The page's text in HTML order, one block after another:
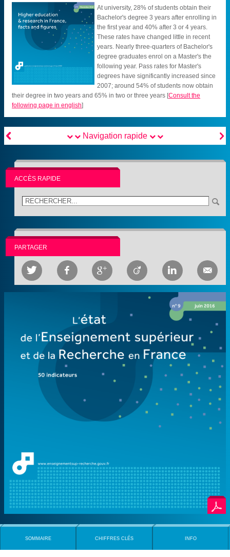
At university, 28% of students obtain their
Bachelor's degree 3 years after enrolling in
the first year and 40% after 3 or 4 years.
These rates have changed little in recent
years. Nearly three-quarters of Bachelor's
degree graduates enrol on a Master's the
following year. Pass rates for Master's
degrees have significantly increased since
2007; around 54% of students now obtain
their degree in two years and 65% in two or three years [Consult the
following page in english]
 
Navigation rapide
ACCÈS RAPIDE
PARTAGER
     
SOMMAIRE CHIFFRES CLÉS INFO